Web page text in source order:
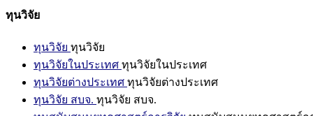
ทุนวิจัย
ทุนวิจัย ทุนวิจัย
ทุนวิจัยในประเทศ ทุนวิจัยในประเทศ
ทุนวิจัยต่างประเทศ ทุนวิจัยต่างประเทศ
ทุนวิจัย สบจ. ทุนวิจัย สบจ.